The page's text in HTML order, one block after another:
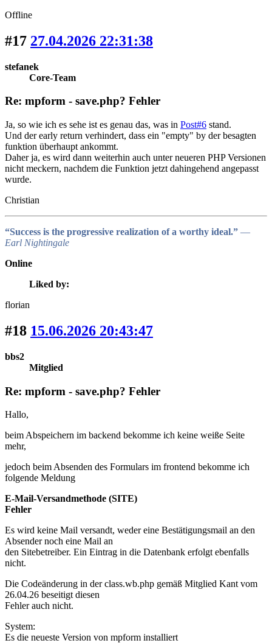
Offline
#17 27.04.2026 22:31:38
stefanek
Core-Team
Re: mpform - save.php? Fehler
Ja, so wie ich es sehe ist es genau das, was in Post#6 stand.
Und der early return verhindert, dass ein "empty" by der besagten
funktion überhaupt ankommt.
Daher ja, es wird dann weiterhin auch unter neueren PHP Versionen
nicht meckern, nachdem die Funktion jetzt dahingehend angepasst
wurde.
Christian
“Success is the progressive realization of a worthy ideal.” ―
Earl Nightingale
Online
Liked by:
florian
#18 15.06.2026 20:43:47
bbs2
Mitglied
Re: mpform - save.php? Fehler
Hallo,
beim Abspeichern im backend bekomme ich keine weiße Seite
mehr,
jedoch beim Absenden des Formulars im frontend bekomme ich
folgende Meldung
E-Mail-Versandmethode (SITE)
Fehler
Es wird keine Mail versandt, weder eine Bestätigungsmail an den
Absender noch eine Mail an
den Sitebetreiber. Ein Eintrag in die Datenbank erfolgt ebenfalls
nicht.
Die Codeänderung in der class.wb.php gemäß Mitglied Kant vom
26.04.26 beseitigt diesen
Fehler auch nicht.
System:
Es die neueste Version von mpform installiert